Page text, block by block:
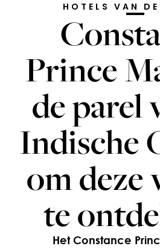
HOTELS VAN
Prince
de parel
Indische
om
te
Het Constance